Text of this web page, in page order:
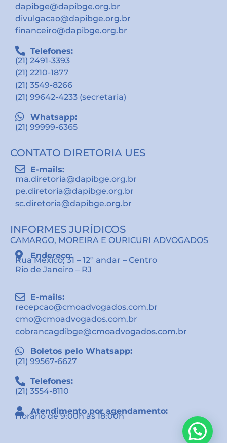
dapibge@dapibge.org.br
divulgacao@dapibge.org.br
financeiro@dapibge.org.br
Telefones:
(21) 2491-3393
(21) 2210-1877
(21) 3549-8266
(21) 99642-4233 (secretaria)
Whatsapp:
(21) 99999-6365
CONTATO DIRETORIA UES
E-mails:
ma.diretoria@dapibge.org.br
pe.diretoria@dapibge.org.br
sc.diretoria@dapibge.org.br
INFORMES JURÍDICOS
CAMARGO, MOREIRA E OURICURI ADVOGADOS
Endereço:
Rua México, 31 – 12º andar – Centro
Rio de Janeiro – RJ
E-mails:
recepcao@cmoadvogados.com.br
cmo@cmoadvogados.com.br
cobrancagdibge@cmoadvogados.com.br
Boletos pelo Whatsapp:
(21) 99567-6627
Telefones:
(21) 3554-8110
Atendimento por agendamento:
Horário de 9:00h às 18:00h